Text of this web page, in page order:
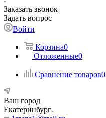
Заказать звонок
Задать вопрос
Войти
Корзина0
Отложенные0
Сравнение товаров0
Ваш город
Екатеринбург